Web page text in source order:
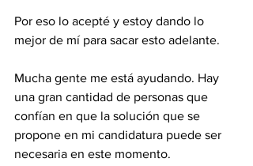
Por eso lo acepté y estoy dando lo
mejor de mí para sacar esto adelante.
Mucha gente me está ayudando. Hay
una gran cantidad de personas que
confían en que la solución que se
propone en mi candidatura puede ser
necesaria en este momento.